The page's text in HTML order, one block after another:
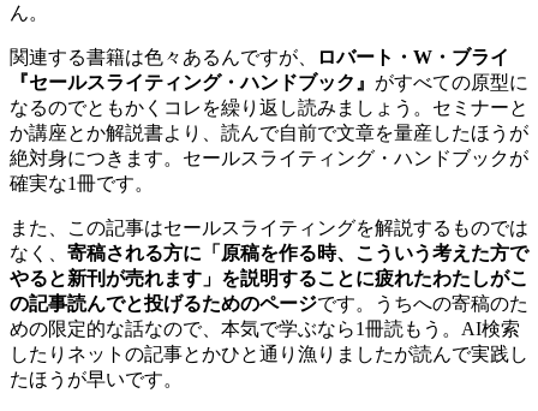
ん。
関連する書籍は色々あるんですが、
ロバート・W・ブライ
『セールスライティング・ハンドブック』 がすべての原型に
なるのでともかくコレを繰り返し読みましょう。セミナーと
か講座とか解説書より、読んで自前で文章を量産したほうが
絶対身につきます。セールスライティング・ハンドブックが
確実な1冊です。
また、この記事はセールスライティングを解説するものでは
なく、 寄稿される方に「原稿を作る時、こういう考えた方で
やると新刊が売れます」を説明することに疲れたわたしがこ
の記事読んでと投げるためのページです。うちへの寄稿のた
めの限定的な話なので、本気で学ぶなら1冊読もう。AI検索
したりネットの記事とかひと通り漁りましたが読んで実践し
たほうが早いです。